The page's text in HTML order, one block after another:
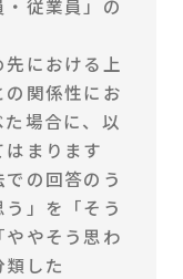
従業員」の
における上
関係性にお
場合に、以
まります
の回答のう
」を「そう
やそう思わ
した